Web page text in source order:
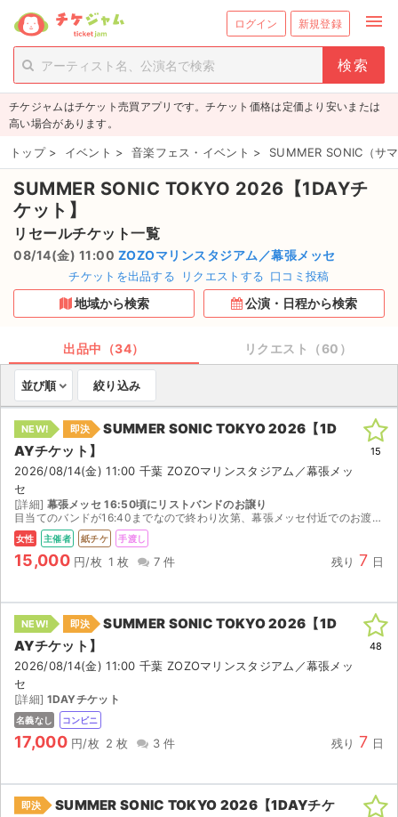
ログイン 新規登録 menu
person_add 新規会員登録
チケットを探す
新着チケット
値下げしたチケット
都道府県からチケットを探す
もうすぐ開催のチケット
チケットのリクエスト一覧
取扱チケット
ライブ・コンサート（国内）
ライブ・コンサート（海外）
イベント
スポーツ
演劇・ミュージカル
ご利用ガイド
手数料・お支払い方法
AIに質問する
よくある質問
お知らせ
チケジャムはチケット売買アプリです。チケット価格は定価より安いまたは
高い場合があります。
トップ > イベント > 音楽フェス・イベント > SUMMER SONIC（サ
SUMMER SONIC TOKYO 2026【1DAYチ
ケット】
リセールチケット一覧
08/14(金) 11:00 ZOZOマリンスタジアム／幕張メッセ
チケットを出品する リクエストする 口コミ投稿
地域から検索 公演・日程から検索
出品中（34） リクエスト（60）
並び順 絞り込み
NEW! 即決
SUMMER SONIC TOKYO 2026【1D
AYチケット】
2026/08/14(金) 11:00 千葉 ZOZOマリンスタジアム／幕張メッ
セ
[詳細] 幕張メッセ 16:50頃にリストバンドのお譲り
目当てのバンドが16:40までなので終わり次第、幕張メッセ付近でのお渡しになります。当方女性です。よろしくお願いいたします。
女性 主催者 紙チケ 手渡し
15,000 円/枚 1 枚 7 件 残り 7 日
15
NEW! 即決
SUMMER SONIC TOKYO 2026【1D
AYチケット】
2026/08/14(金) 11:00 千葉 ZOZOマリンスタジアム／幕張メッ
セ
[詳細] 1DAYチケット
名義なし コンビニ
17,000 円/枚 2 枚 3 件 残り 7 日
48
即決
SUMMER SONIC TOKYO 2026【1DAYチケ